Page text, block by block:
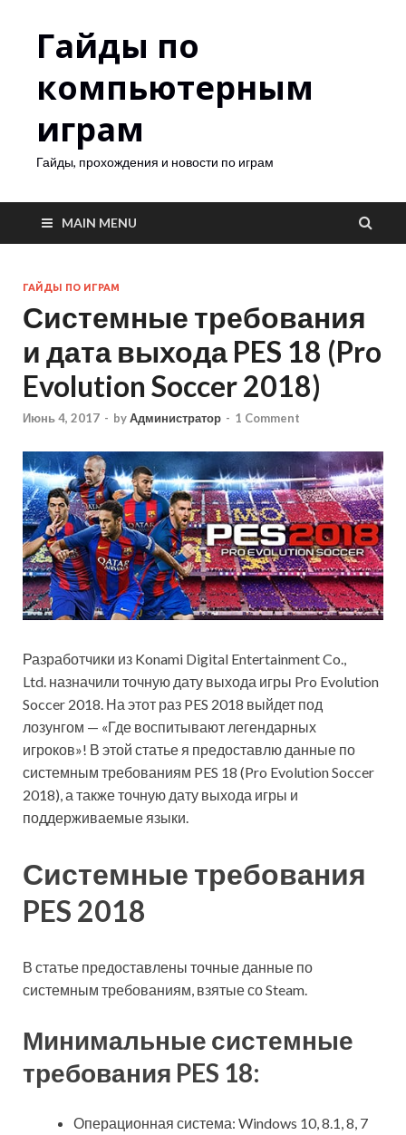
Гайды по
компьютерным
играм
Гайды, прохождения и новости по играм
MAIN MENU
ГАЙДЫ ПО ИГРАМ
Системные требования
и дата выхода PES 18 (Pro
Evolution Soccer 2018)
Июнь 4, 2017 - byАдминистратор - 1 Comment
Разработчики из Konami Digital Entertainment Co.,
Ltd. назначили точную дату выхода игры Pro Evolution
Soccer 2018. На этот раз PES 2018 выйдет под
лозунгом — «Где воспитывают легендарных
игроков»! В этой статье я предоставлю данные по
системным требованиям PES 18 (Pro Evolution Soccer
2018), а также точную дату выхода игры и
поддерживаемые языки.
Системные требования
PES 2018
В статье предоставлены точные данные по
системным требованиям, взятые со Steam.
Минимальные системные
требования PES 18:
Операционная система: Windows 10, 8.1, 8, 7